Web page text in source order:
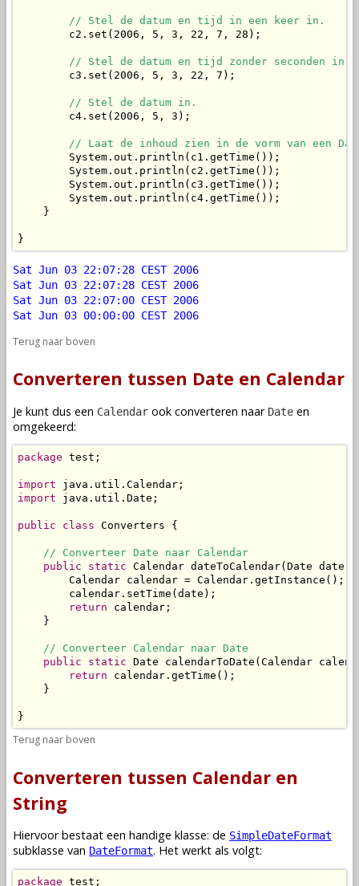
// Stel de datum en tijd in een keer in.
        c2.set(2006, 5, 3, 22, 7, 28);
// Stel de datum en tijd zonder seconden in.
        c3.set(2006, 5, 3, 22, 7);
// Stel de datum in.
        c4.set(2006, 5, 3);
// Laat de inhoud zien in de vorm van een
        System.out.println(c1.getTime());
        System.out.println(c2.getTime());
        System.out.println(c3.getTime());
        System.out.println(c4.getTime());
    }
}
Sat Jun 03 22:07:28 CEST 2006
Sat Jun 03 22:07:28 CEST 2006
Sat Jun 03 22:07:00 CEST 2006
Sat Jun 03 00:00:00 CEST 2006
Terug naar boven
Converteren tussen Date en Calendar
Je kunt dus een Calendar ook converteren naar Date en
omgekeerd:
package test;
import
import java.util.Date;
public class Converters {
// Converteer Date naar Calendar
public
static Calendar dateToCalendar(Date date)
        Calendar calendar = Calendar.getInstance();
        calendar.setTime(date);
return calendar;
    }
// Converteer Calendar naar Date
public
static Date calendarToDate(Calendar
return calendar.getTime();
    }
}
Terug naar boven
Converteren tussen Calendar en
String
Hiervoor bestaat een handige klasse: de SimpleDateFormat
subklasse van DateFormat. Het werkt als volgt:
package test;